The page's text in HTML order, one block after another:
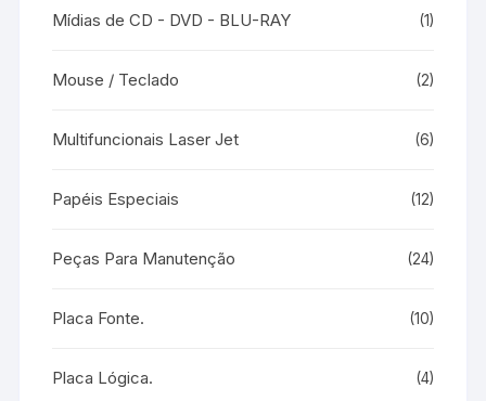
Mídias de CD - DVD - BLU-RAY (1)
Mouse / Teclado (2)
Multifuncionais Laser Jet (6)
Papéis Especiais (12)
Peças Para Manutenção (24)
Placa Fonte. (10)
Placa Lógica. (4)